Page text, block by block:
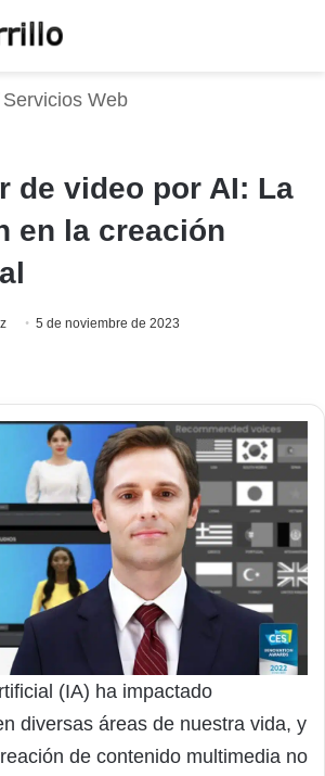
Servicios Web
de video por AI: La
en la creación
5 de noviembre de 2023
(IA) ha impactado
diversas áreas de nuestra vida, y
de contenido multimedia no